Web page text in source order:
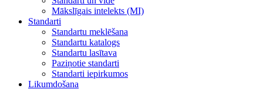
Mākslīgais intelekts (MI)
Standarti
Standartu meklēšana
Standartu katalogs
Standartu lasītava
Paziņotie standarti
Standarti iepirkumos
Likumdošana